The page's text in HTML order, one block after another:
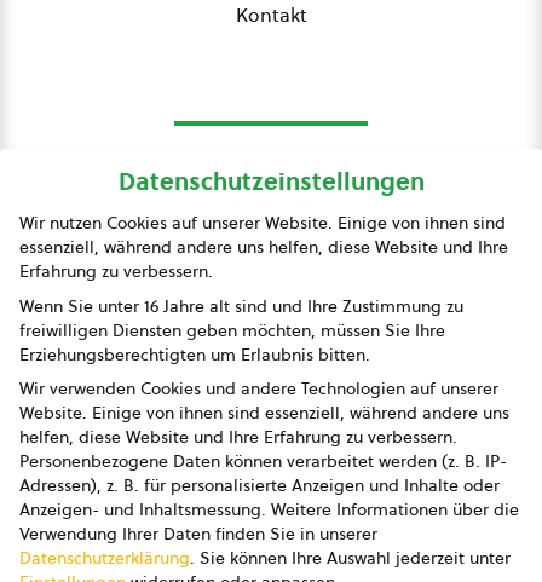
Kontakt
Presse
Impressum
Datenschutz
AGB
AGB Marketing GmbH
AGB Bildung
Newsletter
Datenschutzeinstellungen
Wir nutzen Cookies auf unserer Website. Einige von ihnen sind
essenziell, während andere uns helfen, diese Website und Ihre
Erfahrung zu verbessern.
Wenn Sie unter 16 Jahre alt sind und Ihre Zustimmung zu
freiwilligen Diensten geben möchten, müssen Sie Ihre
Erziehungsberechtigten um Erlaubnis bitten.
Wir verwenden Cookies und andere Technologien auf unserer
Website. Einige von ihnen sind essenziell, während andere uns
helfen, diese Website und Ihre Erfahrung zu verbessern.
Personenbezogene Daten können verarbeitet werden (z. B. IP-
Adressen), z. B. für personalisierte Anzeigen und Inhalte oder
Anzeigen- und Inhaltsmessung. Weitere Informationen über die
Verwendung Ihrer Daten finden Sie in unserer
Datenschutzerklärung. Sie können Ihre Auswahl jederzeit unter